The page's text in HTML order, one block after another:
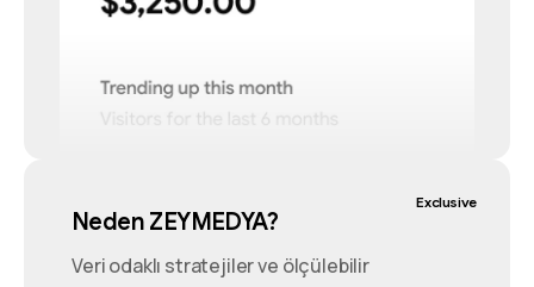
Neden ZEYMEDYA?
Veri odaklı stratejiler ve ölçülebilir
Exclusive